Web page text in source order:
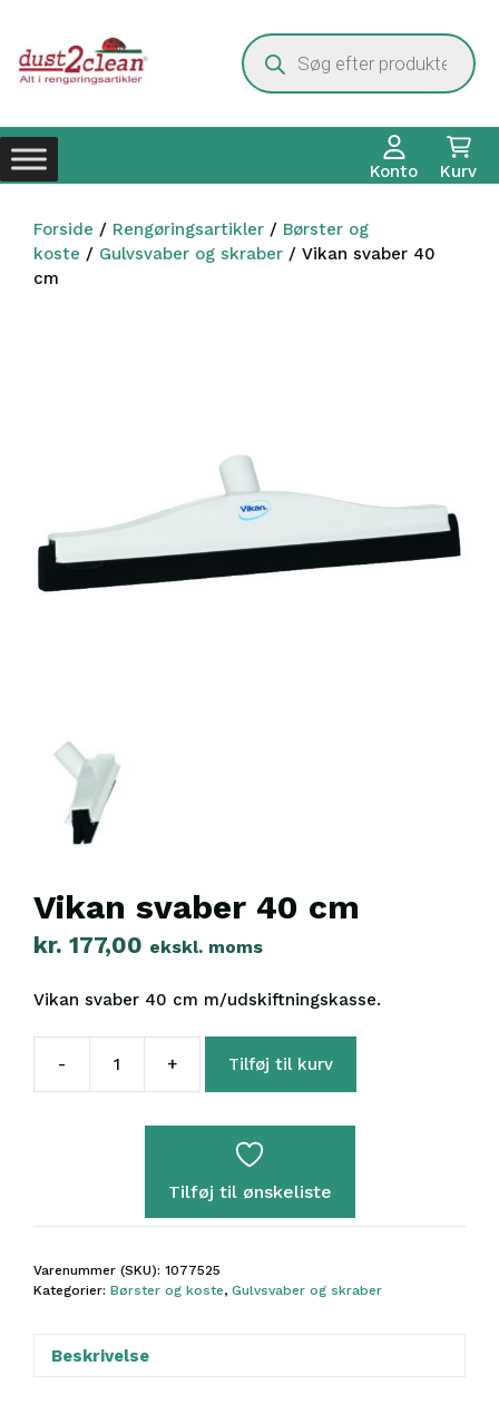
indhold
Products
search
Konto Kurv
Forside / Rengøringsartikler / Børster og
koste / Gulvsvaber og skraber / Vikan svaber 40
cm
Vikan svaber 40 cm
kr. 177,00 ekskl. moms
Vikan svaber 40 cm m/udskiftningskasse.
-
Vikan
40
+ Tilføj til kurv
Tilføj til ønskeliste
Varenummer (SKU): 1077525
Kategorier: Børster og koste, Gulvsvaber og skraber
Beskrivelse